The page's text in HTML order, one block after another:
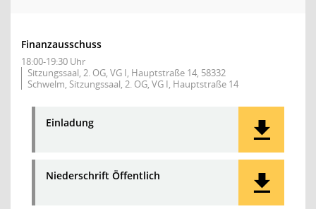
Finanzausschuss
18:00-19:30 Uhr
Sitzungssaal, 2. OG, VG I, Hauptstraße 14, 58332
Schwelm, Sitzungssaal, 2. OG, VG I, Hauptstraße 14
Einladung
Niederschrift Öffentlich